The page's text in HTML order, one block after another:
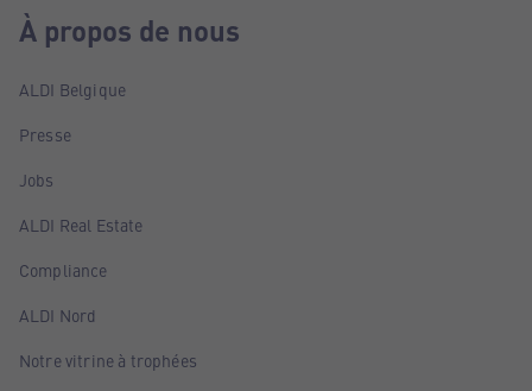
À propos de nous
ALDI Belgique
Presse
Jobs
ALDI Real Estate
Compliance
ALDI Nord
Notre vitrine à trophées